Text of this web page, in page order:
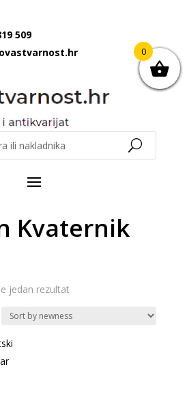
509
Kvaternik
jedan rezultat
0